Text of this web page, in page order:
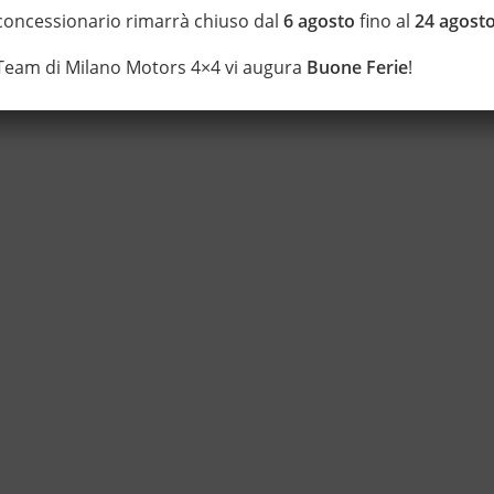
4×4 S.r.l. da più di 20 anni Numeri Uno Nei Fuoristrada con un’
rimarrà chiuso dal6 agosto fino al24 agosto
di Milano Motors 4×4 vi augura Buone Ferie!